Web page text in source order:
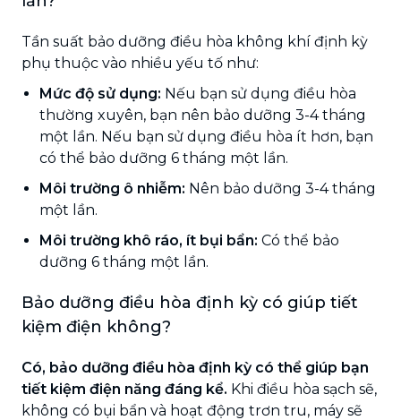
Tần suất bảo dưỡng điều hòa không khí định kỳ
phụ thuộc vào nhiều yếu tố như:
Mức độ sử dụng: Nếu bạn sử dụng điều hòa
thường xuyên, bạn nên bảo dưỡng 3-4 tháng
một lần. Nếu bạn sử dụng điều hòa ít hơn, bạn
có thể bảo dưỡng 6 tháng một lần.
Môi trường ô nhiễm: Nên bảo dưỡng 3-4 tháng
một lần.
Môi trường khô ráo, ít bụi bẩn: Có thể bảo
dưỡng 6 tháng một lần.
Bảo dưỡng điều hòa định kỳ có giúp tiết
kiệm điện không?
Có, bảo dưỡng điều hòa định kỳ có thể giúp bạn
tiết kiệm điện năng đáng kể. Khi điều hòa sạch sẽ,
không có bụi bẩn và hoạt động trơn tru, máy sẽ